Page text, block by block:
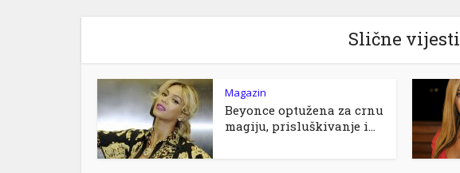
Slične vijesti
Magazin
Beyonce optužena za crnu
magiju, prisluškivanje i...